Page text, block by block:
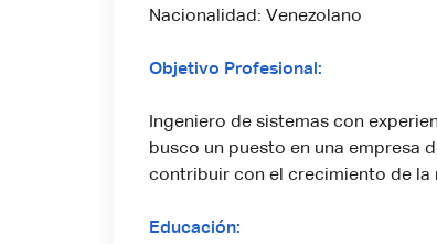
Nacionalidad: Venezolano
Objetivo Profesional:
Ingeniero de sistemas con
busco un puesto en una empresa
contribuir con el crecimiento de la
Educación: